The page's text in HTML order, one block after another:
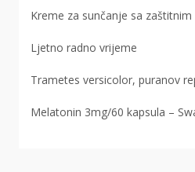
Kreme za sunčanje sa
Ljetno radno vrijeme
Trametes versicolor, puranov
Melatonin 3mg/60 kapsula –